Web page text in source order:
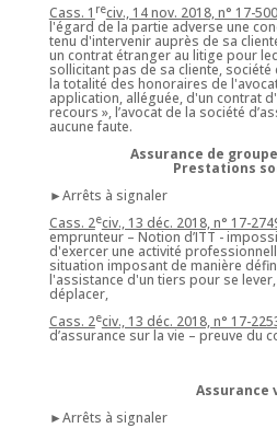
Cass. 1 reciv., 14 nov. 2018, n° 17-
l'égard de la partie adverse une
tenu d'intervenir auprès de sa
un contrat étranger au litige pour
sollicitant pas de sa cliente, société
la totalité des honoraires de
application, alléguée, d'un contrat
recours », l’avocat de la société
aucune faute.
Assurance de
Prestations
►Arrêts à signaler
Cass. 2eciv., 13 déc. 2018, n° 17-
emprunteur – Notion d’ITT -
d'exercer une activité
situation imposant de manière
l'assistance d'un tiers pour se
déplacer,
Cass. 2eciv., 13 déc. 2018, n° 17-
d’assurance sur la vie – preuve du
Assurance
►Arrêts à signaler